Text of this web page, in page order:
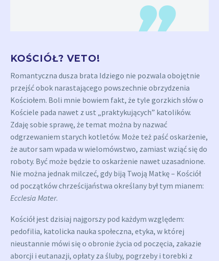
KOŚCIÓŁ? VETO!
Romantyczna dusza brata Idziego nie pozwala obojętnie
przejść obok narastającego powszechnie obrzydzenia
Kościołem. Boli mnie bowiem fakt, że tyle gorzkich słów o
Kościele pada nawet z ust „praktykujących” katolików.
Zdaję sobie sprawę, że temat można by nazwać
odgrzewaniem starych kotletów. Może też paść oskarżenie,
że autor sam wpada w wielomówstwo, zamiast wziąć się do
roboty. Być może będzie to oskarżenie nawet uzasadnione.
Nie można jednak milczeć, gdy biją Twoją Matkę – Kościół
od początków chrześcijaństwa określany był tym mianem:
Ecclesia Mater.
Kościół jest dzisiaj najgorszy pod każdym względem:
pedofilia, katolicka nauka społeczna, etyka, w której
nieustannie mówi się o obronie życia od poczęcia, zakazie
aborcji i eutanazji, opłaty za śluby, pogrzeby i torebki z